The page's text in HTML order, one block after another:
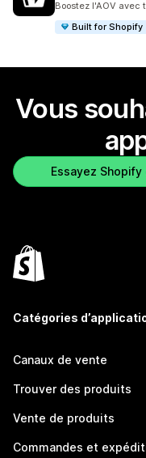
Boostez l'AOV avec
Built for Shopify
Vous
Essayez
Catégories
Canaux de vente
Trouver des produits
Vente de produits
Commandes et